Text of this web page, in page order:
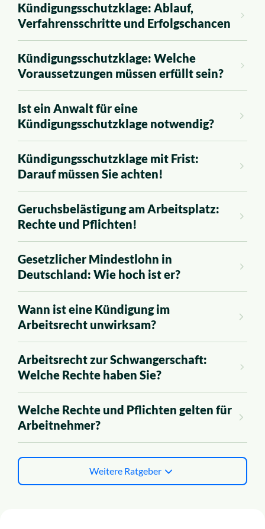
Kündigungsschutzklage: Ablauf,
Verfahrensschritte und Erfolgschancen
Kündigungsschutzklage: Welche
Voraussetzungen müssen erfüllt sein?
Ist ein Anwalt für eine
Kündigungsschutzklage notwendig?
Kündigungsschutzklage mit Frist:
Darauf müssen Sie achten!
Geruchsbelästigung am Arbeitsplatz:
Rechte und Pflichten!
Gesetzlicher Mindestlohn in
Deutschland: Wie hoch ist er?
Wann ist eine Kündigung im
Arbeitsrecht unwirksam?
Arbeitsrecht zur Schwangerschaft:
Welche Rechte haben Sie?
Welche Rechte und Pflichten gelten für
Arbeitnehmer?
Weitere Ratgeber